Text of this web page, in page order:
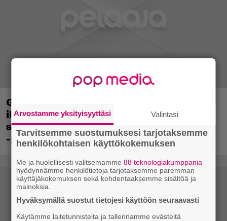
Ghost Recon 25 vuotta: nappaa nyt
ilmaiseksi Ghost Recon: Future Soldier
sekä merkittävä Ghost Recon Wildlands
-päivitys
Arvostamme yksityisyyttäsi Valintasi
Tarvitsemme suostumuksesi tarjotaksemme
henkilökohtaisen käyttökokemuksen
Me ja huolellisesti valitsemamme88 teknologiakumppania
hyödynnämme henkilötietoja tarjotaksemme paremman
käyttäjäkokemuksen sekä kohdentaaksemme sisältöä ja
mainoksia.
Hyväksymällä suostut tietojesi käyttöön seuraavasti
Käytämme laitetunnisteita ja tallennamme evästeitä